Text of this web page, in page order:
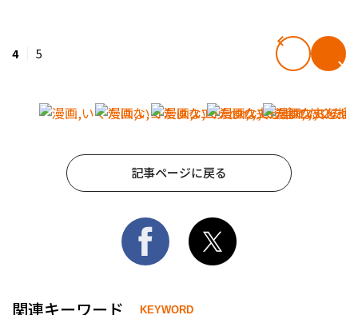
4 5
記事ページに戻る
関連キーワード KEYWORD